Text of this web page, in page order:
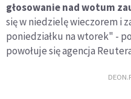
głosowanie nad wotum
się w niedzielę wieczorem i
poniedziałku na wtorek" -
powołuje się agencja